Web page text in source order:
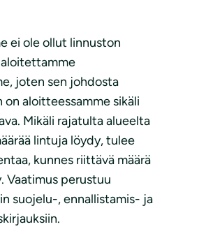
ei ole ollut linnuston
joten sen johdosta
on aloitteessamme sikäli
Mikäli rajatulta alueelta
lintuja löydy, tulee
kunnes riittävä määrä
Vaatimus perustuu
suojelu-, ennallistamis- ja